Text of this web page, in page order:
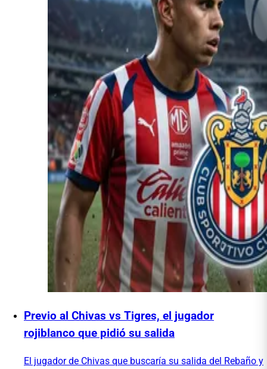
Previo al Chivas vs Tigres, el jugador
rojiblanco que pidió su salida
El jugador de Chivas que buscaría su salida del Rebaño y